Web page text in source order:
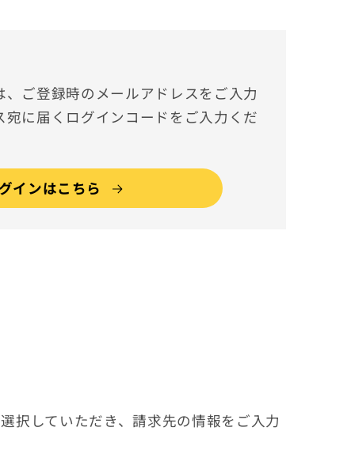
ご登録時のメールアドレスをご入力
に届くログインコードをご入力くだ
インはこちら
択していただき、請求先の情報をご入力